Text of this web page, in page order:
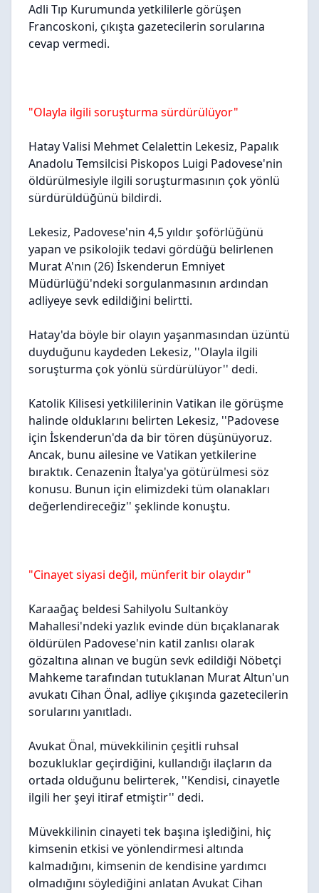
Adli Tıp Kurumunda yetkililerle görüşen
Francoskoni, çıkışta gazetecilerin sorularına
cevap vermedi.
"Olayla ilgili soruşturma sürdürülüyor"
Hatay Valisi Mehmet Celalettin Lekesiz, Papalık
Anadolu Temsilcisi Piskopos Luigi Padovese'nin
öldürülmesiyle ilgili soruşturmasının çok yönlü
sürdürüldüğünü bildirdi.
Lekesiz, Padovese'nin 4,5 yıldır şoförlüğünü
yapan ve psikolojik tedavi gördüğü belirlenen
Murat A'nın (26) İskenderun Emniyet
Müdürlüğü'ndeki sorgulanmasının ardından
adliyeye sevk edildiğini belirtti.
Hatay'da böyle bir olayın yaşanmasından üzüntü
duyduğunu kaydeden Lekesiz, ''Olayla ilgili
soruşturma çok yönlü sürdürülüyor'' dedi.
Katolik Kilisesi yetkililerinin Vatikan ile görüşme
halinde olduklarını belirten Lekesiz, ''Padovese
için İskenderun'da da bir tören düşünüyoruz.
Ancak, bunu ailesine ve Vatikan yetkilerine
bıraktık. Cenazenin İtalya'ya götürülmesi söz
konusu. Bunun için elimizdeki tüm olanakları
değerlendireceğiz'' şeklinde konuştu.
"Cinayet siyasi değil, münferit bir olaydır"
Karaağaç beldesi Sahilyolu Sultanköy
Mahallesi'ndeki yazlık evinde dün bıçaklanarak
öldürülen Padovese'nin katil zanlısı olarak
gözaltına alınan ve bugün sevk edildiği Nöbetçi
Mahkeme tarafından tutuklanan Murat Altun'un
avukatı Cihan Önal, adliye çıkışında gazetecilerin
sorularını yanıtladı.
Avukat Önal, müvekkilinin çeşitli ruhsal
bozukluklar geçirdiğini, kullandığı ilaçların da
ortada olduğunu belirterek, ''Kendisi, cinayetle
ilgili her şeyi itiraf etmiştir'' dedi.
Müvekkilinin cinayeti tek başına işlediğini, hiç
kimsenin etkisi ve yönlendirmesi altında
kalmadığını, kimsenin de kendisine yardımcı
olmadığını söylediğini anlatan Avukat Cihan